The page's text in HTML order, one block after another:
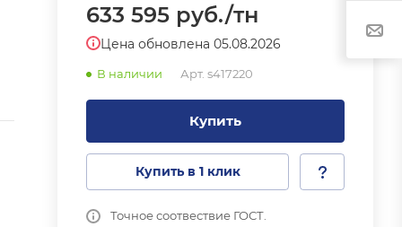
633 595 руб./тн
Цена обновлена 05.08.2026
В наличии Арт. s417220
Купить
Купить в 1 клик
Точное соотвествие ГОСТ.